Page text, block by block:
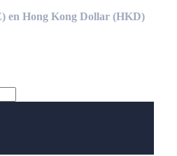
en Hong Kong Dollar (HKD)